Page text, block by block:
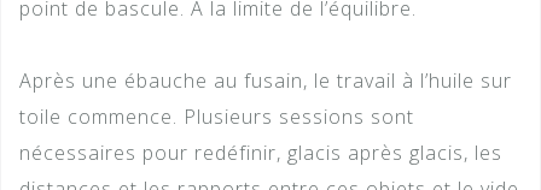
point de bascule. À la limite de l’équilibre.
Après une ébauche au fusain, le travail à l’huile sur
toile commence. Plusieurs sessions sont
nécessaires pour redéfinir, glacis après glacis, les